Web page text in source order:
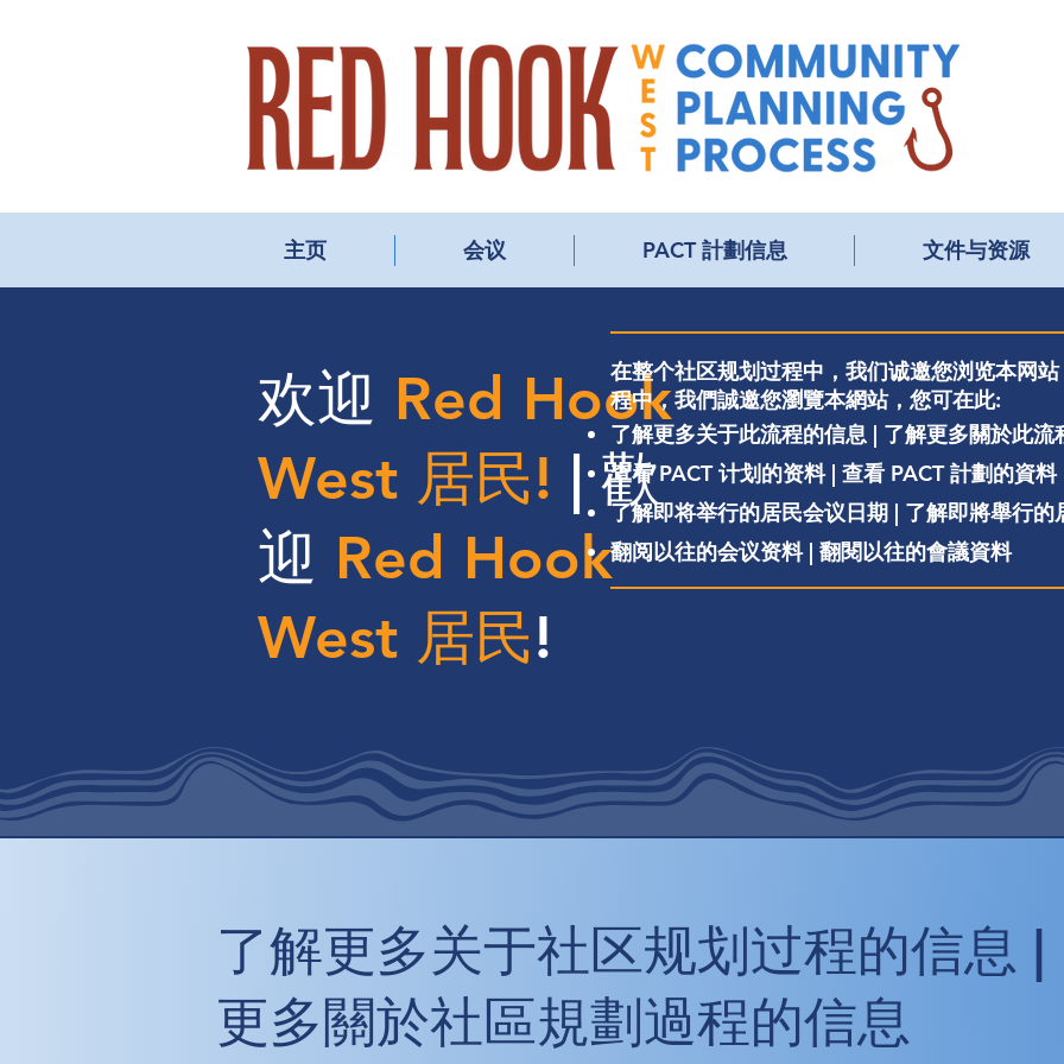
主页 会议 PACT 計劃信息 文件与资源
欢迎 Red Hook
West 居民! | 歡
迎 Red Hook
West 居民!
在整个社区规划过程中，我们诚邀您浏览本网
程中，我們誠邀您瀏覽本網站，您可在此:
了解更多关于此流程的信息 | 了解更多關於此流
查看 PACT 计划的资料 | 查看 PACT 計劃的資料
了解即将举行的居民会议日期 | 了解即將舉行
翻阅以往的会议资料 | 翻閱以往的會議資料
了解更多关于社区规划过程的信息 |
更多關於社區規劃過程的信息